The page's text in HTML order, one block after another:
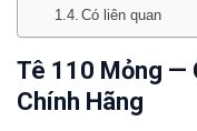
Có liên quan
Tê 110 Mỏng —
Chính Hãng